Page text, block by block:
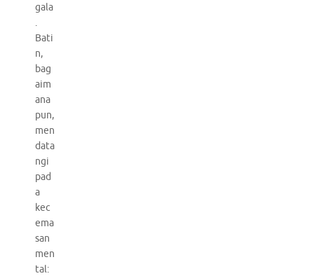
gala
.
Bati
n,
bag
aim
ana
pun,
men
data
ngi
pad
a
kec
ema
san
men
tal: